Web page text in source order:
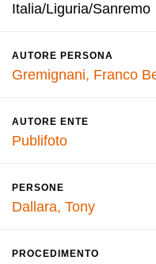
Italia/Liguria/Sanremo
AUTORE PERSONA
Gremignani, Franco
AUTORE ENTE
Publifoto
PERSONE
Dallara, Tony
PROCEDIMENTO